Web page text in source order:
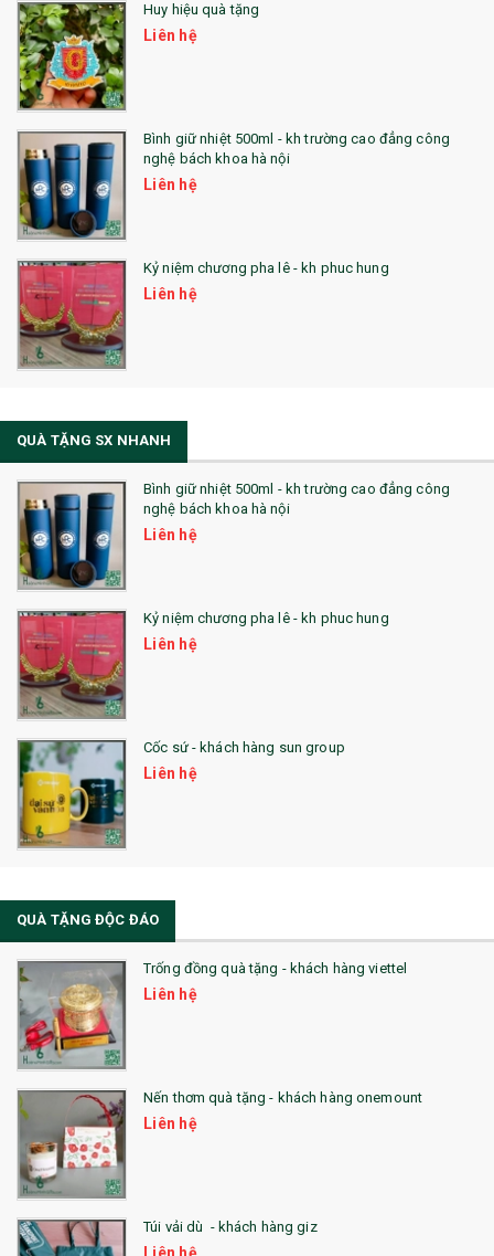
Huy hiệu quà tặng
Liên hệ
Bình giữ nhiệt 500ml - kh trường cao đẳng công
nghệ bách khoa hà nội
Liên hệ
Kỷ niệm chương pha lê - kh phuc hung
Liên hệ
QUÀ TẶNG SX NHANH
Bình giữ nhiệt 500ml - kh trường cao đẳng công
nghệ bách khoa hà nội
Liên hệ
Kỷ niệm chương pha lê - kh phuc hung
Liên hệ
Cốc sứ - khách hàng sun group
Liên hệ
QUÀ TẶNG ĐỘC ĐÁO
Trống đồng quà tặng - khách hàng viettel
Liên hệ
Nến thơm quà tặng - khách hàng onemount
Liên hệ
Túi vải dù - khách hàng giz